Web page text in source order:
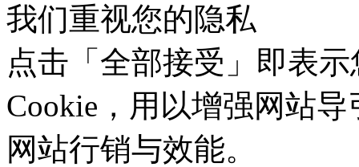
我们重视您的隐私
点击「全部接受」即表
Cookie，用以增强网站
网站行销与效能。